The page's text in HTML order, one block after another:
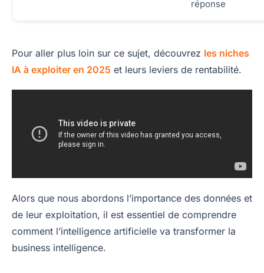
réponse
Pour aller plus loin sur ce sujet, découvrez les niches
IA à exploiter en 2025 et leurs leviers de rentabilité.
Alors que nous abordons l’importance des données et
de leur exploitation, il est essentiel de comprendre
comment l’intelligence artificielle va transformer la
business intelligence.